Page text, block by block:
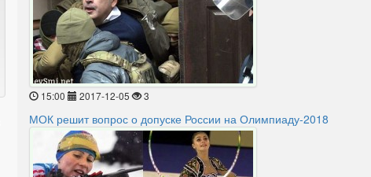
15:00 2017-12-05 3
МОК решит вопрос о допуске России на Олимпиаду-2018